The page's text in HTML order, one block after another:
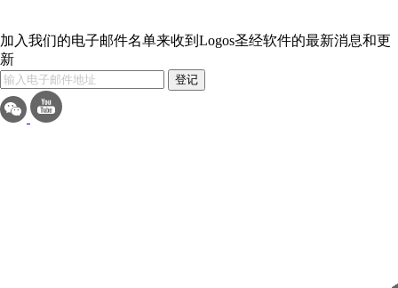
加入我们的电子邮件名单来收到Logos圣经软件的最新消息和更
新
登记